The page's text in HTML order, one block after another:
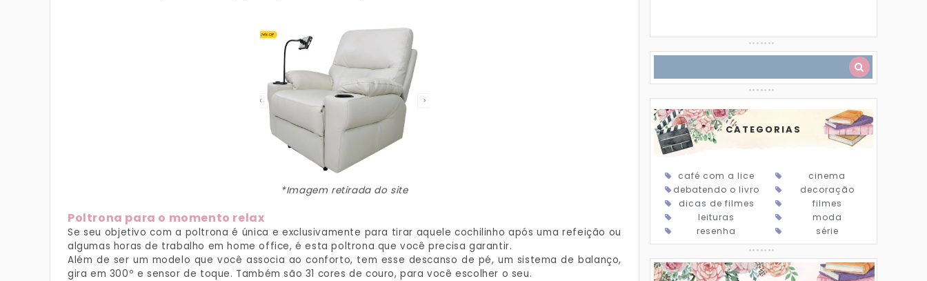
*Imagem retirada do site
Poltrona para o momento relax
Se seu objetivo com a poltrona é única e exclusivamente para tirar aquele cochilinho após uma refeição ou
algumas horas de trabalho em home office, é esta poltrona que você precisa garantir.
Além de ser um modelo que você associa ao conforto, tem esse descanso de pé, um sistema de balanço,
gira em 300º e sensor de toque. Também são 31 cores de couro, para você escolher o seu.
CATEGORIAS
café com a lice
cinema
debatendo o livro
decoração
dicas de filmes
filmes
leituras
moda
resenha
série